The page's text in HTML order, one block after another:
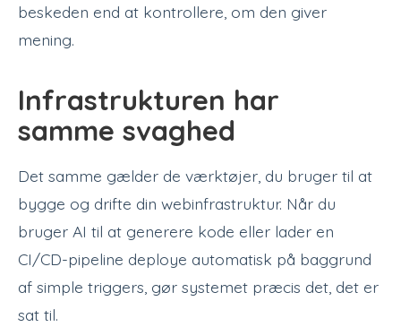
beskeden end at kontrollere, om den giver
mening.
Infrastrukturen har
samme svaghed
Det samme gælder de værktøjer, du bruger til at
bygge og drifte din webinfrastruktur. Når du
bruger AI til at generere kode eller lader en
CI/CD-pipeline deploye automatisk på baggrund
af simple triggers, gør systemet præcis det, det er
sat til.